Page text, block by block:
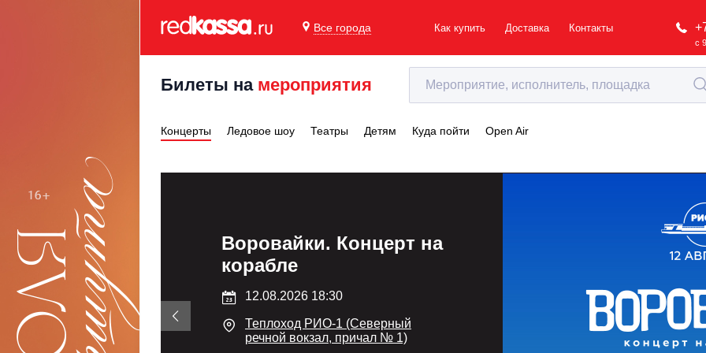
Все города Как купить Доставка Контакты
с
Билеты на мероприятия
Концерты Ледовое шоу Театры Детям Куда пойти Open Air
Воровайки. Концерт на
корабле
12.08.2026 18:30
Теплоход РИО-1 (Северный
речной вокзал, причал № 1)